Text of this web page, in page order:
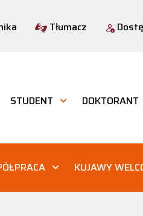
Tłumacz
STUDENT DOKTORANT
KUJAWY